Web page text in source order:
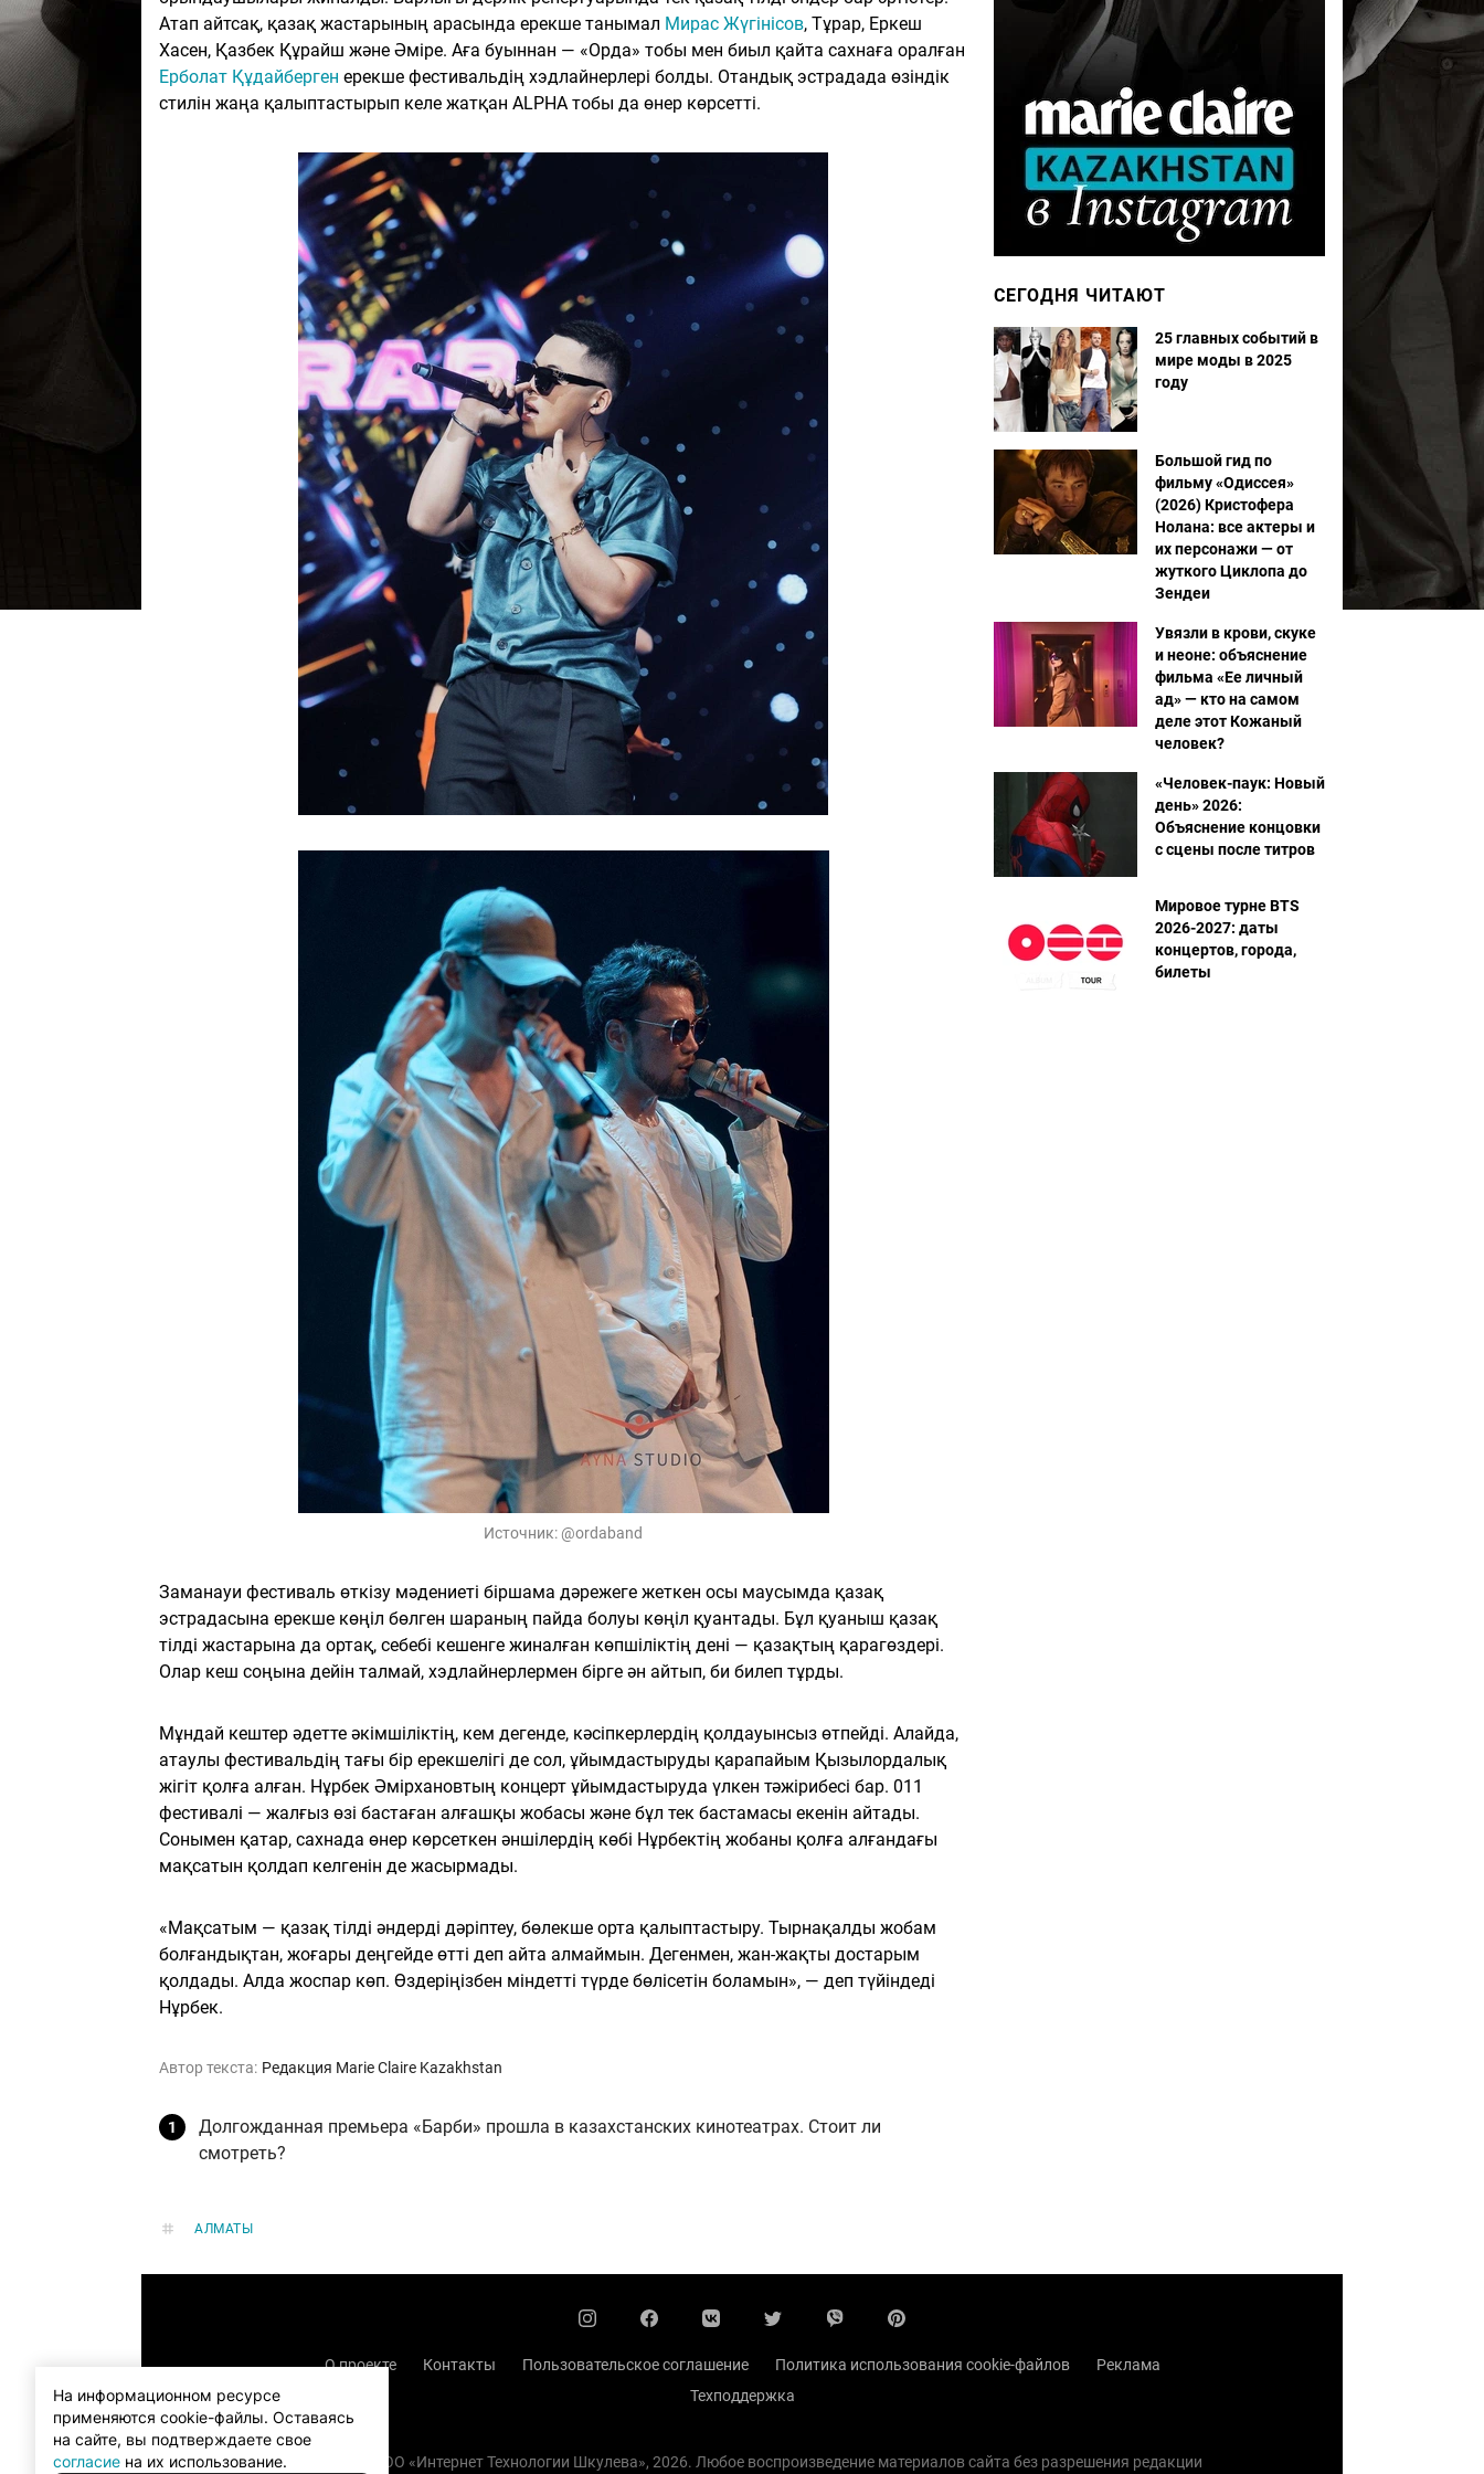
Атап айтсақ, қазақ жастарының арасында ерекше танымал Мирас Жүгінісов, Тұрар, Еркеш
Хасен, Қазбек Құрайш және Әміре. Аға буыннан — «Орда» тобы мен биыл қайта сахнаға оралған
Ерболат Құдайберген ерекше фестивальдің хэдлайнерлері болды. Отандық эстрадада өзіндік
стилін жаңа қалыптастырып келе жатқан ALPHA тобы да өнер көрсетті.
Источник: @ordaband
Заманауи фестиваль өткізу мәдениеті біршама дәрежеге жеткен осы маусымда қазақ
эстрадасына ерекше көңіл бөлген шараның пайда болуы көңіл қуантады. Бұл қуаныш қазақ
тілді жастарына да ортақ, себебі кешенге жиналған көпшіліктің дені — қазақтың қарагөздері.
Олар кеш соңына дейін талмай, хэдлайнерлермен бірге ән айтып, би билеп тұрды.
Мұндай кештер әдетте әкімшіліктің, кем дегенде, кәсіпкерлердің қолдауынсыз өтпейді. Алайда,
атаулы фестивальдің тағы бір ерекшелігі де сол, ұйымдастыруды қарапайым Қызылордалық
жігіт қолға алған. Нұрбек Әмірхановтың концерт ұйымдастыруда үлкен тәжірибесі бар. 011
фестивалі — жалғыз өзі бастаған алғашқы жобасы және бұл тек бастамасы екенін айтады.
Сонымен қатар, сахнада өнер көрсеткен әншілердің көбі Нұрбектің жобаны қолға алғандағы
мақсатын қолдап келгенін де жасырмады.
«Мақсатым — қазақ тілді әндерді дәріптеу, бөлекше орта қалыптастыру. Тырнақалды жобам
болғандықтан, жоғары деңгейде өтті деп айта алмаймын. Дегенмен, жан-жақты достарым
қолдады. Алда жоспар көп. Өздеріңізбен міндетті түрде бөлісетін боламын», — деп түйіндеді
Нұрбек.
Автор текста: Редакция Marie Claire Kazakhstan
Долгожданная премьера «Барби» прошла в казахстанских кинотеатрах. Стоит ли
смотреть?
АЛМАТЫ
СЕГОДНЯ ЧИТАЮТ
25 главных событий в
мире моды в 2025
году
Большой гид по
фильму «Одиссея»
(2026) Кристофера
Нолана: все актеры и
их персонажи — от
жуткого Циклопа до
Зендеи
Увязли в крови, скуке
и неоне: объяснение
фильма «Ее личный
ад» — кто на самом
деле этот Кожаный
человек?
«Человек-паук: Новый
день» 2026:
Объяснение концовки
с сцены после титров
Мировое турне BTS
2026-2027: даты
концертов, города,
билеты
О проекте Контакты Пользовательское соглашение Политика использования cookie-файлов
Реклама
Техподдержка
Copyright (с) TOO «Интернет Технологии Шкулева», 2026. Любое воспроизведение материалов сайта без разрешения редакции
На информационном ресурсе
применяются cookie-файлы. Оставаясь
на сайте, вы подтверждаете свое
согласие на их использование.